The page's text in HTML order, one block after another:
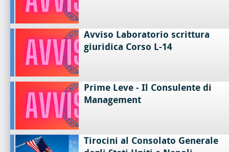
Avviso Laboratorio scrittura
giuridica Corso L-14
Prime Leve - Il Consulente di
Management
Tirocini al Consolato Generale